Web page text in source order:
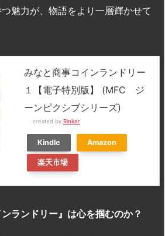
魅力が、物語をより一層輝かせて
みなと商事コインランドリー
１【電子特別版】 (MFC ジ
ーンピクシブシリーズ)
created by Rinker
Kindle Amazon
楽天市場
ランドリー』は心を掴むのか？